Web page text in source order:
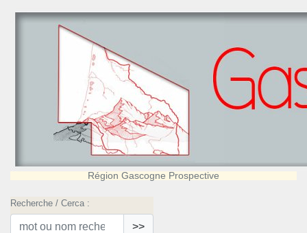
Région Gascogne Prospective
Recherche / Cerca :
>>